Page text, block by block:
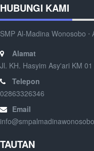
HUBUNGI KAMI
SMP Al-Madina Wonosobo
Alamat
Jl. KH. Hasyim Asy'ari KM
Telepon
02863326346
Email
TAUTAN